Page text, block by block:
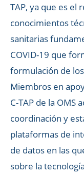
TAP, ya que es el
conocimientos
sanitarias
COVID-19 que
formulación de
Miembros en
C-TAP de la OMS
coordinación y
plataformas de
de datos en las
sobre la